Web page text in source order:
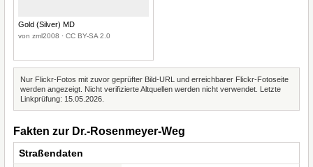
Gold (Silver) MD
von zml2008 · CC BY-SA 2.0
Nur Flickr-Fotos mit zuvor geprüfter Bild-URL und erreichbarer Flickr-Fotoseite
werden angezeigt. Nicht verifizierte Altquellen werden nicht verwendet. Letzte
Linkprüfung: 15.05.2026.
Fakten zur Dr.-Rosenmeyer-Weg
Straßendaten